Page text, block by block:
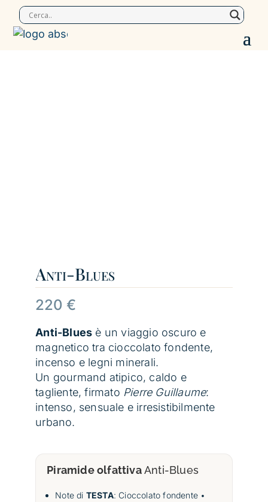
Anti-Blues
220€
Anti-Blues è un viaggio oscuro e
magnetico tra cioccolato fondente,
incenso e legni minerali.
Un gourmand atipico, caldo e
tagliente, firmato Pierre Guillaume:
intenso, sensuale e irresistibilmente
urbano.
Piramide olfattivaAnti-Blues
Note di TESTA: Cioccolato fondente •